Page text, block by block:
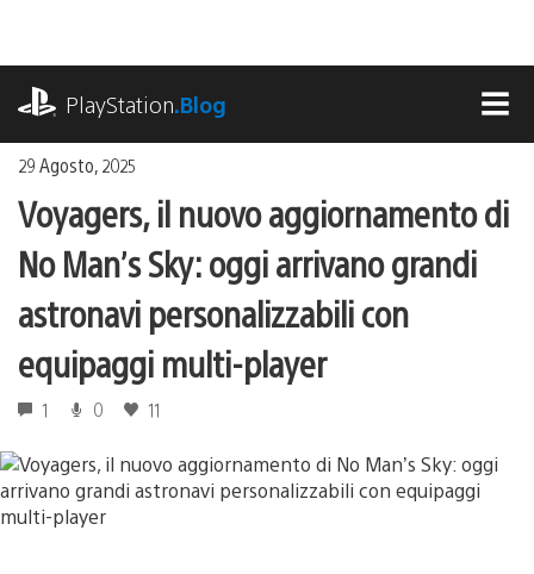
contenuto
PlayStation.Blog
29 Agosto, 2025
Voyagers, il nuovo aggiornamento di
No Man’s Sky: oggi arrivano grandi
astronavi personalizzabili con
equipaggi multi-player
1 0 11